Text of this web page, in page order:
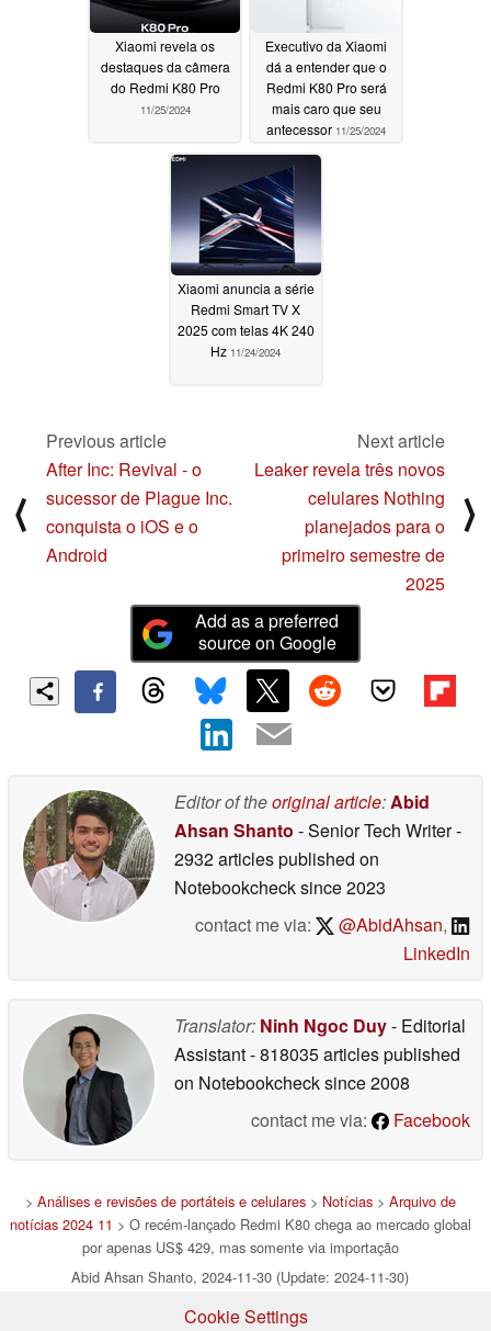
Xiaomi revela os
destaques da câmera
do Redmi K80 Pro
11/25/2024
Executivo da Xiaomi
dá a entender que o
Redmi K80 Pro será
mais caro que seu
antecessor 11/25/2024
Xiaomi anuncia a série
Redmi Smart TV X
2025 com telas 4K 240
Hz 11/24/2024
⟨
Previous article
After Inc: Revival - o
sucessor de Plague Inc.
conquista o iOS e o
Android
Next article
Leaker revela três novos
celulares Nothing
planejados para o
primeiro semestre de
2025
⟩
Add as a preferred
source on Google
Editor of theoriginal article: Abid
Ahsan Shanto - Senior Tech Writer-
2932 articles published on
Notebookchecksince 2023
contact me via:
@AbidAhsan,
LinkedIn
Translator: Ninh Ngoc Duy- Editorial
Assistant- 818035 articles published
on Notebookchecksince 2008
contact me via:
Facebook
> Análises e revisões de portáteis e celulares> Notícias> Arquivo de
notícias 2024 11 > O recém-lançado Redmi K80 chega ao mercado global
por apenas US$ 429, mas somente via importação
Abid Ahsan Shanto, 2024-11-30 (Update: 2024-11-30)
Cookie Settings